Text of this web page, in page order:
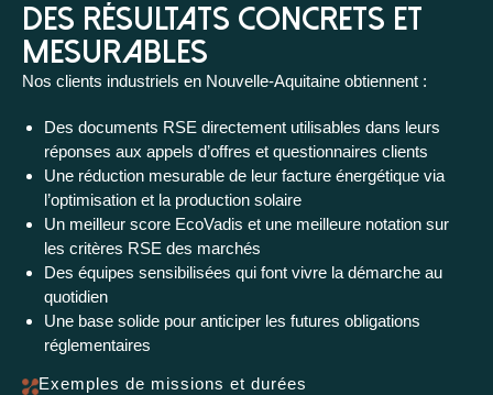
Des résultats concrets et
mesurables
Nos clients industriels en Nouvelle-Aquitaine obtiennent :
Des documents RSE directement utilisables dans leurs
réponses aux appels d’offres et questionnaires clients
Une réduction mesurable de leur facture énergétique via
l’optimisation et la production solaire
Un meilleur score EcoVadis et une meilleure notation sur
les critères RSE des marchés
Des équipes sensibilisées qui font vivre la démarche au
quotidien
Une base solide pour anticiper les futures obligations
réglementaires
Exemples de missions et durées